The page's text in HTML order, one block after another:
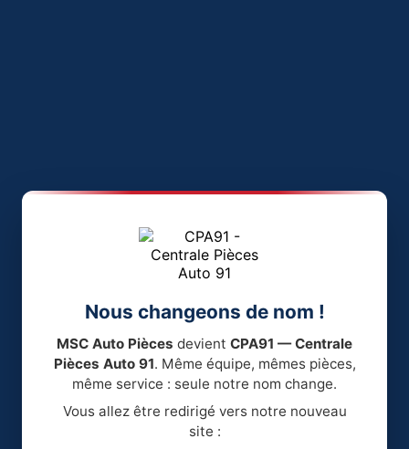
Nous changeons de nom !
MSC Auto Pièces devient CPA91 — Centrale
Pièces Auto 91. Même équipe, mêmes pièces,
même service : seule notre nom change.
Vous allez être redirigé vers notre nouveau
site :